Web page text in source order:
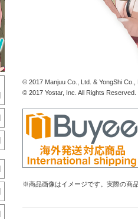
© 2017 Manjuu Co., Ltd. & YongShi Co.,
© 2017 Yostar, Inc. All Rights Reserved.
※商品画像はイメージです。実際の商